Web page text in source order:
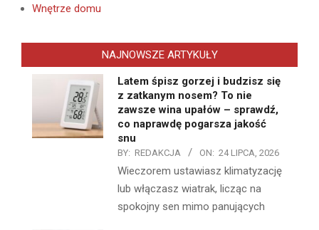
Wnętrze domu
NAJNOWSZE ARTYKUŁY
Latem śpisz gorzej i budzisz się
z zatkanym nosem? To nie
zawsze wina upałów – sprawdź,
co naprawdę pogarsza jakość
snu
BY: REDAKCJA ON: 24 LIPCA, 2026
Wieczorem ustawiasz klimatyzację
lub włączasz wiatrak, licząc na
spokojny sen mimo panujących